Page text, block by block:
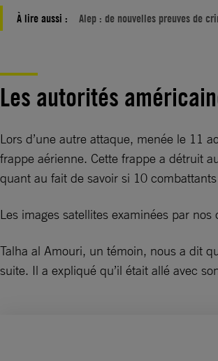
À lire aussi : Alep : de nouvelles preuves de
Les autorités
Lors d’une autre attaque, menée le 11
frappe aérienne. Cette frappe a détruit
quant au fait de savoir si 10
Les images satellites examinées par
Talha al Amouri, un témoin, nous a dit
suite. Il a expliqué qu’il était allé avec